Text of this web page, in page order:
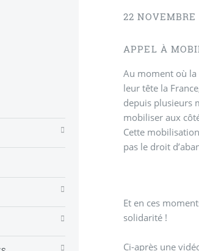
22 NOVEMBRE
APPEL À
Au moment où
leur tête la
depuis plusieurs
mobiliser aux
Cette
pas le droit
Et en ces
solidarité !
Ci-après une